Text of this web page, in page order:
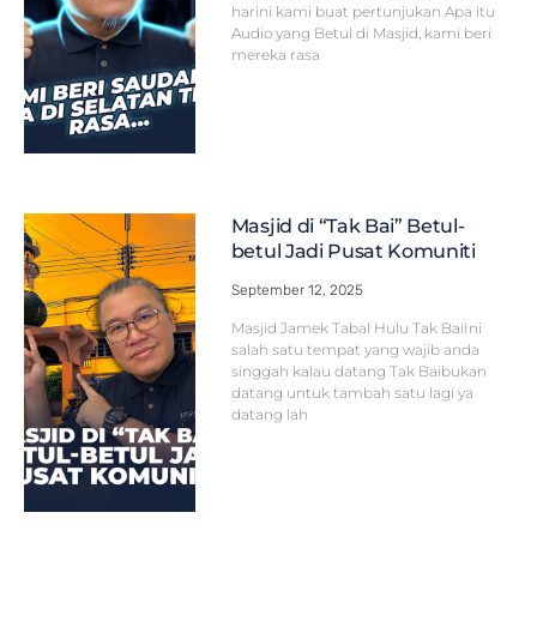
harini kami buat pertunjukan Apa itu
Audio yang Betul di Masjid, kami beri
mereka rasa
Masjid di “Tak Bai” Betul-
betul Jadi Pusat Komuniti
September 12, 2025
Masjid Jamek Tabal Hulu Tak BaiIni
salah satu tempat yang wajib anda
singgah kalau datang Tak Baibukan
datang untuk tambah satu lagi ya
datang lah